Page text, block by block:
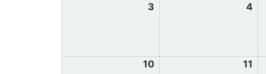
3 4
10 11